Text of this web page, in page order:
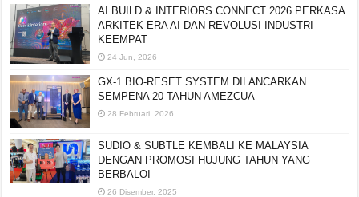
AI BUILD & INTERIORS CONNECT 2026 PERKASA
ARKITEK ERA AI DAN REVOLUSI INDUSTRI
KEEMPAT
24 Jun, 2026
GX-1 BIO-RESET SYSTEM DILANCARKAN
SEMPENA 20 TAHUN AMEZCUA
28 Februari, 2026
SUDIO & SUBTLE KEMBALI KE MALAYSIA
DENGAN PROMOSI HUJUNG TAHUN YANG
BERBALOI
26 Disember, 2025